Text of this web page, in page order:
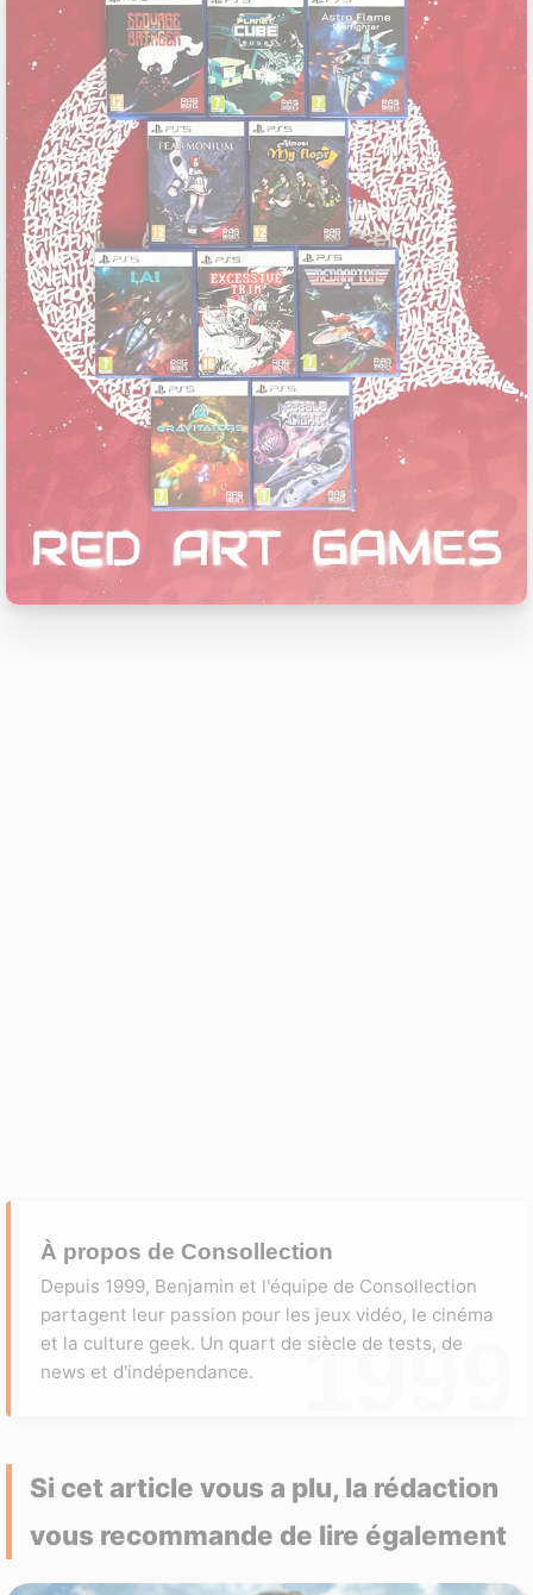
À propos de Consollection
Depuis 1999, Benjamin et l'équipe de Consollection
partagent leur passion pour les jeux vidéo, le cinéma
et la culture geek. Un quart de siècle de tests, de
news et d'indépendance.
Si cet article vous a plu, la rédaction
vous recommande de lire également